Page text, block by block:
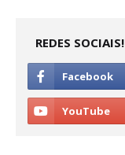
REDES SOCIAIS!